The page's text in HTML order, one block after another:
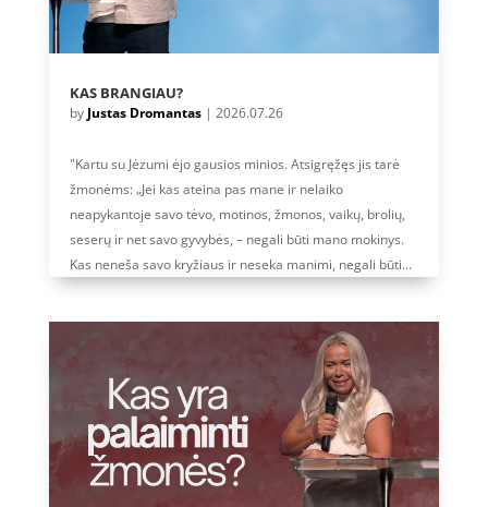
KAS BRANGIAU?
by Justas Dromantas| 2026.07.26
"Kartu su Jėzumi ėjo gausios minios. Atsigręžęs jis tarė
žmonėms: „Jei kas ateina pas mane ir nelaiko
neapykantoje savo tėvo, motinos, žmonos, vaikų, brolių,
seserų ir net savo gyvybės, – negali būti mano mokinys.
Kas neneša savo kryžiaus ir neseka manimi, negali būti...